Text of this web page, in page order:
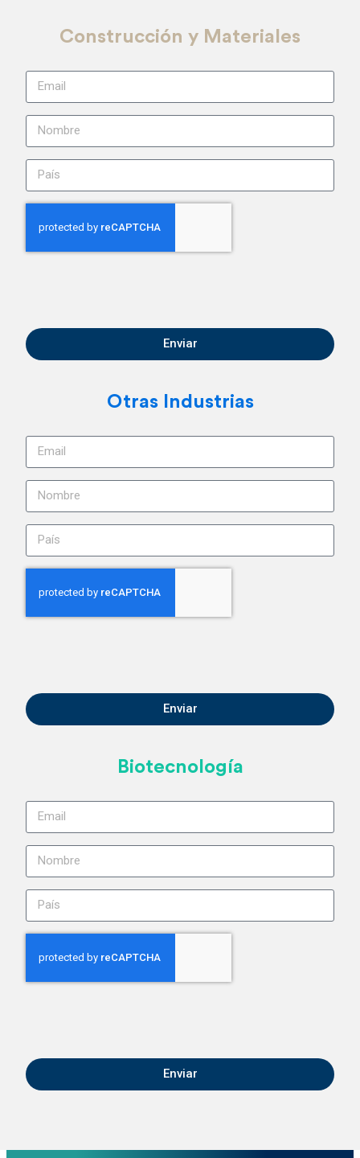
Construcción y Materiales
Enviar
Otras Industrias
Enviar
Biotecnología
Enviar